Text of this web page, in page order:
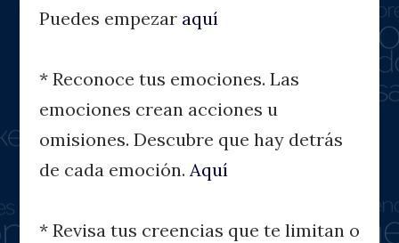
Puedes empezar aquí
* Reconoce tus emociones. Las
emociones crean acciones u
omisiones. Descubre que hay detrás
de cada emoción. Aquí
* Revisa tus creencias que te limitan o